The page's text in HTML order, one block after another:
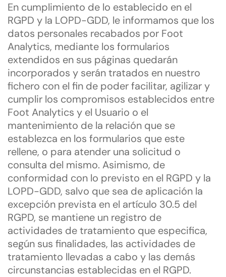
En cumplimiento de lo establecido en el
RGPD y la LOPD-GDD, le informamos que los
datos personales recabados por Foot
Analytics, mediante los formularios
extendidos en sus páginas quedarán
incorporados y serán tratados en nuestro
fichero con el fin de poder facilitar, agilizar y
cumplir los compromisos establecidos entre
Foot Analytics y el Usuario o el
mantenimiento de la relación que se
establezca en los formularios que este
rellene, o para atender una solicitud o
consulta del mismo. Asimismo, de
conformidad con lo previsto en el RGPD y la
LOPD-GDD, salvo que sea de aplicación la
excepción prevista en el artículo 30.5 del
RGPD, se mantiene un registro de
actividades de tratamiento que especifica,
según sus finalidades, las actividades de
tratamiento llevadas a cabo y las demás
circunstancias establecidas en el RGPD.